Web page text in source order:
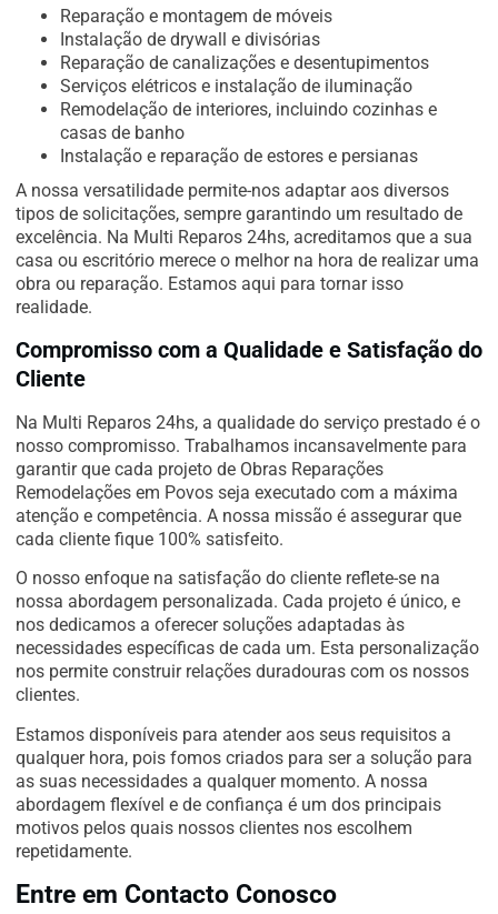
Reparação e montagem de móveis
Instalação de drywall e divisórias
Reparação de canalizações e desentupimentos
Serviços elétricos e instalação de iluminação
Remodelação de interiores, incluindo cozinhas e
casas de banho
Instalação e reparação de estores e persianas
A nossa versatilidade permite-nos adaptar aos diversos
tipos de solicitações, sempre garantindo um resultado de
excelência. Na Multi Reparos 24hs, acreditamos que a sua
casa ou escritório merece o melhor na hora de realizar uma
obra ou reparação. Estamos aqui para tornar isso
realidade.
Compromisso com a Qualidade e Satisfação do
Cliente
Na Multi Reparos 24hs, a qualidade do serviço prestado é o
nosso compromisso. Trabalhamos incansavelmente para
garantir que cada projeto de Obras Reparações
Remodelações em Povos seja executado com a máxima
atenção e competência. A nossa missão é assegurar que
cada cliente fique 100% satisfeito.
O nosso enfoque na satisfação do cliente reflete-se na
nossa abordagem personalizada. Cada projeto é único, e
nos dedicamos a oferecer soluções adaptadas às
necessidades específicas de cada um. Esta personalização
nos permite construir relações duradouras com os nossos
clientes.
Estamos disponíveis para atender aos seus requisitos a
qualquer hora, pois fomos criados para ser a solução para
as suas necessidades a qualquer momento. A nossa
abordagem flexível e de confiança é um dos principais
motivos pelos quais nossos clientes nos escolhem
repetidamente.
Entre em Contacto Conosco